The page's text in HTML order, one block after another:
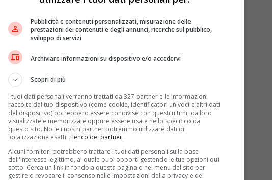
sul rapporto Atlantia, emerge che il documento
di urgenza. E almeno in un caso un intervento
cioè, con le travi di sostegno, che i tecnici avevano
richiesto ulteriori test proprio nell’agosto 2018.
si sono affrontati i problemi di sicurezza in linea con
ogni due anni dal 2009 al 2017. Le
sulla condizione dei componenti, l’azienda le
di Atlantia, il cui maggiore azionista è la
di controllo dei rischi ha preso visione del
Pubblicità e contenuti personalizzati, misurazione delle
prestazioni dei contenuti e degli annunci, ricerche sul pubblico,
sviluppo di servizi
Archiviare informazioni su dispositivo e/o accedervi
Scopri di più
I tuoi dati personali verranno trattati da 327 partner e le informazioni
raccolte dal tuo dispositivo (come cookie, identificatori univoci e altri dati
del dispositivo) potrebbero essere condivise con questi ultimi, da loro
visualizzate e memorizzate oppure essere usate nello specifico da
questo sito. Noi e i nostri partner potremmo utilizzare dati di
localizzazione esatti. Elenco dei partner.
Alcuni fornitori potrebbero trattare i tuoi dati personali sulla base
dell'interesse legittimo, al quale puoi opporti gestendo le tue opzioni qui
sotto. Cerca un link in fondo a questa pagina o nel menu del sito per
gestire o revocare il consenso nelle impostazioni della privacy e dei